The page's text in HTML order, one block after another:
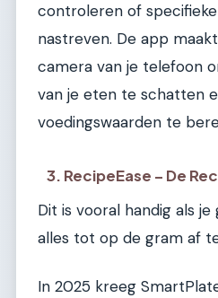
controleren of
nastreven. De app
camera van je telefoon
van je eten te schatten
voedingswaarden te
3. RecipeEase – De
Dit is vooral handig als
alles tot op de gram af
In 2025 kreeg